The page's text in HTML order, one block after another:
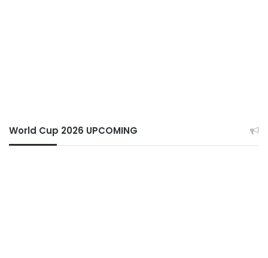
World Cup 2026 UPCOMING